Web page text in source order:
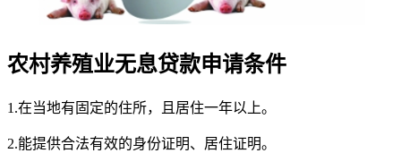
农村养殖业无息贷款申请条件
1.在当地有固定的住所，且居住一年以上。
2.能提供合法有效的身份证明、居住证明。